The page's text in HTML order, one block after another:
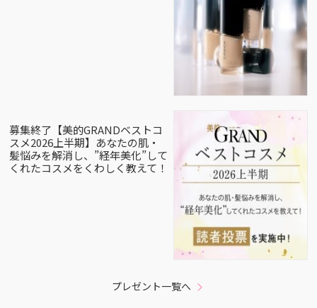
募集終了【美的GRANDベストコ
スメ2026上半期】あなたの肌・
髪悩みを解消し、”経年美化”して
くれたコスメをくわしく教えて！
プレゼント一覧へ